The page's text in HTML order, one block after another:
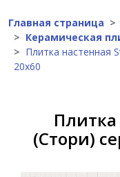
Главная страница
Керамическая
Плитка настенная
20х60
Плитка
(Стори)